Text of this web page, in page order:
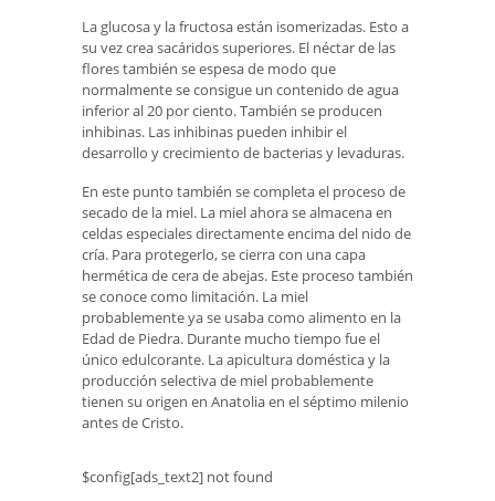
La glucosa y la fructosa están isomerizadas. Esto a
su vez crea sacáridos superiores. El néctar de las
flores también se espesa de modo que
normalmente se consigue un contenido de agua
inferior al 20 por ciento. También se producen
inhibinas. Las inhibinas pueden inhibir el
desarrollo y crecimiento de bacterias y levaduras.
En este punto también se completa el proceso de
secado de la miel. La miel ahora se almacena en
celdas especiales directamente encima del nido de
cría. Para protegerlo, se cierra con una capa
hermética de cera de abejas. Este proceso también
se conoce como limitación. La miel
probablemente ya se usaba como alimento en la
Edad de Piedra. Durante mucho tiempo fue el
único edulcorante. La apicultura doméstica y la
producción selectiva de miel probablemente
tienen su origen en Anatolia en el séptimo milenio
antes de Cristo.
$config[ads_text2] not found